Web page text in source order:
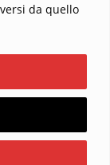
da quello
il tuo contributo
reserved.
Themes